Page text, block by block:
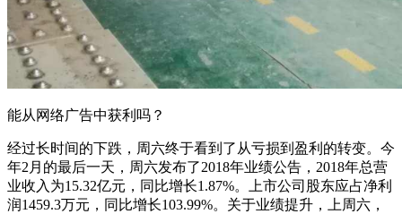
能从网络广告中获利吗？
经过长时间的下跌，周六终于看到了从亏损到盈利的转变。今
年2月的最后一天，周六发布了2018年业绩公告，2018年总营
业收入为15.32亿元，同比增长1.87%。上市公司股东应占净利
润1459.3万元，同比增长103.99%。关于业绩提升，上周六，